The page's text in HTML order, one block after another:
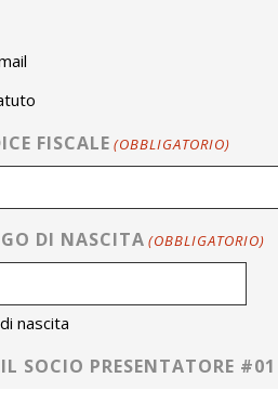
FISCALE (OBBLIGATORIO)
DI NASCITA (OBBLIGATORIO)
nascita
SOCIO PRESENTATORE #01